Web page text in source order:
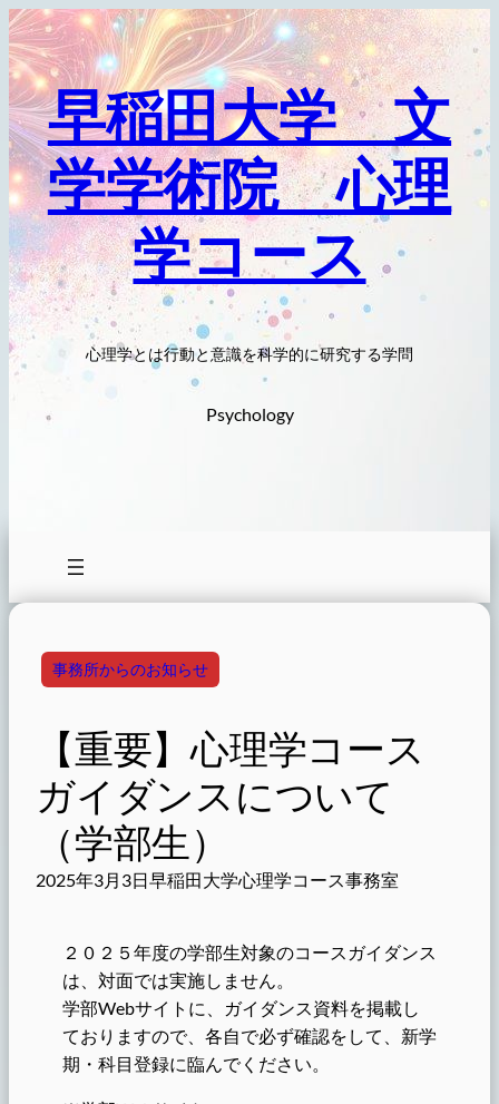
内
容
を
ス
キ
ッ
プ
早稲田大学 文
学学術院 心理
学コース
心理学とは行動と意識を科学的に研究する学問
Psychology
事務所からのお知らせ
【重要】心理学コース
ガイダンスについて
（学部生）
2025年3月3日早稲田大学心理学コース事務室
２０２５年度の学部生対象のコースガイダンス
は、対面では実施しません。
学部Webサイトに、ガイダンス資料を掲載し
ておりますので、各自で必ず確認をして、新学
期・科目登録に臨んでください。